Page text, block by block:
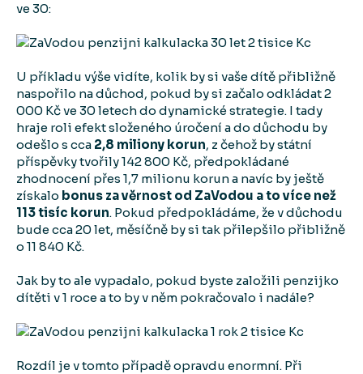
ve 30:
U příkladu výše vidíte, kolik by si vaše dítě přibližně
naspořilo na důchod, pokud by si začalo odkládat 2
000 Kč ve 30 letech do dynamické strategie. I tady
hraje roli efekt složeného úročení a do důchodu by
odešlo s cca 2,8 miliony korun, z čehož by státní
příspěvky tvořily 142 800 Kč, předpokládané
zhodnocení přes 1,7 milionu korun a navíc by ještě
získalo bonus za věrnost od ZaVodou a to více než
113 tisíc korun. Pokud předpokládáme, že v důchodu
bude cca 20 let, měsíčně by si tak přilepšilo přibližně
o 11 840 Kč.
Jak by to ale vypadalo, pokud byste založili penzijko
dítěti v 1 roce a to by v něm pokračovalo i nadále?
Rozdíl je v tomto případě opravdu enormní. Při